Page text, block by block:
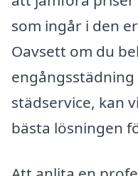
som ingår i den
Oavsett om du
städservice, kan
bästa lösningen